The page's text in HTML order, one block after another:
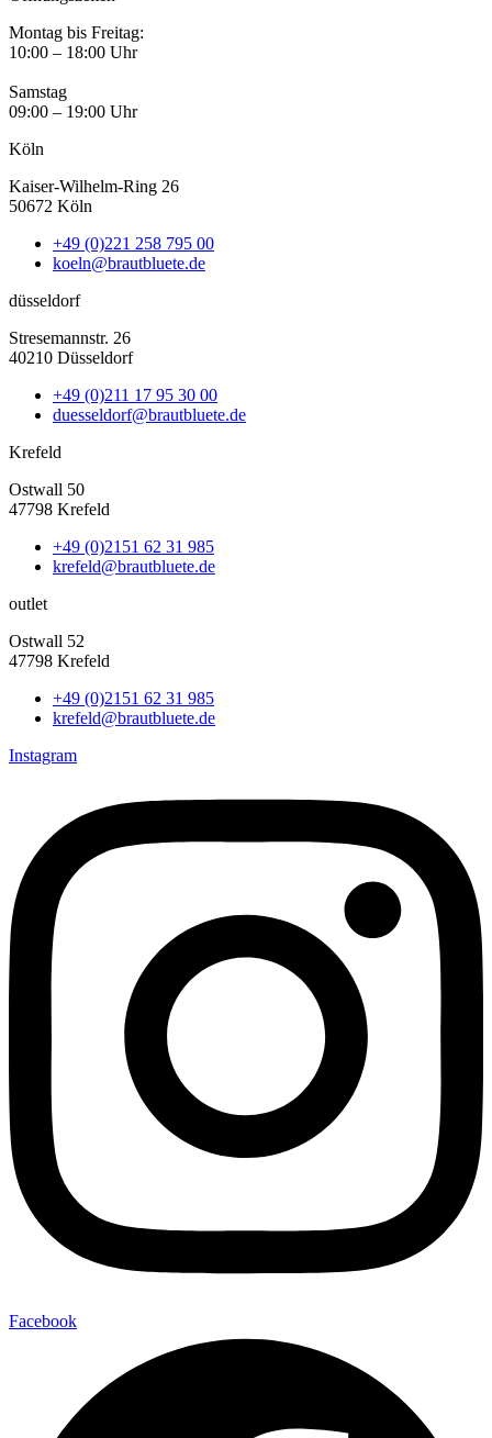
Montag bis Freitag:
10:00 – 18:00 Uhr
Samstag
09:00 – 19:00 Uhr
Köln
Kaiser-Wilhelm-Ring 26
50672 Köln
+49 (0)221 258 795 00
koeln@brautbluete.de
düsseldorf
Stresemannstr. 26
40210 Düsseldorf
+49 (0)211 17 95 30 00
duesseldorf@brautbluete.de
Krefeld
Ostwall 50
47798 Krefeld
+49 (0)2151 62 31 985
krefeld@brautbluete.de
outlet
Ostwall 52
47798 Krefeld
+49 (0)2151 62 31 985
krefeld@brautbluete.de
Instagram
Facebook